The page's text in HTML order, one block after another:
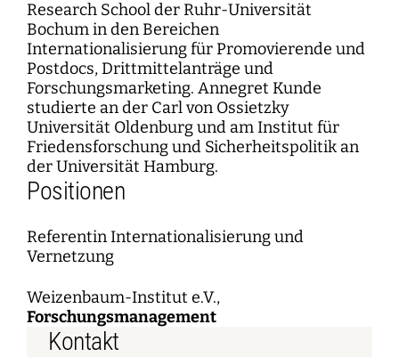
Research School der Ruhr-Universität
Bochum in den Bereichen
Internationalisierung für Promovierende und
Postdocs, Drittmittelanträge und
Forschungsmarketing. Annegret Kunde
studierte an der Carl von Ossietzky
Universität Oldenburg und am Institut für
Friedensforschung und Sicherheitspolitik an
der Universität Hamburg.
Positionen
Referentin Internationalisierung und
Vernetzung
Weizenbaum-Institut e.V.,
Forschungsmanagement
Kontakt